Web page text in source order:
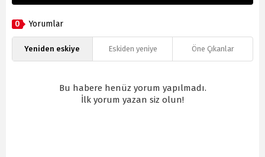
0 Yorumlar
Yeniden eskiye Eskiden yeniye Öne Çıkanlar
Bu habere henüz yorum yapılmadı.
İlk yorum yazan siz olun!